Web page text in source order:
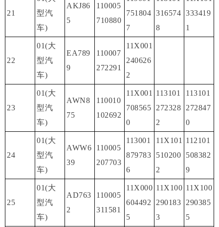
21
型汽
车)
AKJ86
5
110005
710880
751804
7
316574
8
333419
1
22
01(大
型汽
车)
EA789
9
110007
272291
11X001
240626
2
23
01(大
型汽
车)
AWN8
75
110010
102692
11X001
708565
0
113101
272328
2
113101
272847
0
24
01(大
型汽
车)
AWW6
39
110005
207703
113001
879783
6
11X101
510200
2
112101
508382
9
25
01(大
型汽
车)
AD763
2
110005
311581
11X000
604492
5
11X100
290183
3
11X100
290385
5